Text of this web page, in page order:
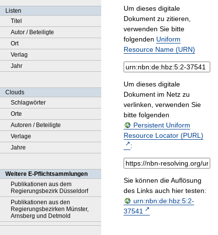
Listen
Titel
Autor / Beteiligte
Ort
Verlag
Jahr
Clouds
Schlagwörter
Orte
Autoren / Beteiligte
Verlage
Jahre
Weitere E-Pflichtsammlungen
Publikationen aus dem
Regierungsbezirk Düsseldorf
Publikationen aus den
Regierungsbezirken Münster,
Arnsberg und Detmold
Um dieses digitale
Dokument zu zitieren,
verwenden Sie bitte
folgenden Uniform
Resource Name (URN)
Um dieses digitale
Dokument im Netz zu
verlinken, verwenden Sie
bitte folgenden
Persistent Uniform
Resource Locator (PURL)
:
Sie können die Auflösung
des Links auch hier testen:
urn:nbn:de:hbz:5:2-
37541